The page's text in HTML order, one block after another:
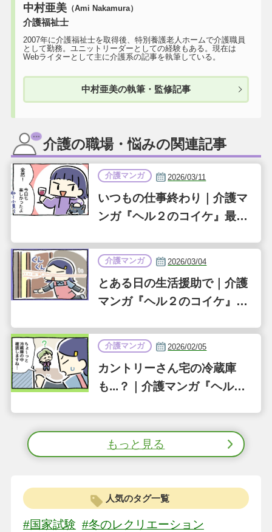
中村亜美（Ami Nakamura）
介護福祉士
2007年に介護福祉士を取得後、特別養護老人ホームで介護職員
として勤務。ユニットリーダーとしての経験もある。現在は
Webライターとして主に介護系の記事を執筆している。
中村亜美の執筆・監修記事
介護の職場・悩みの関連記事
介護マンガ 2026/03/11
いつもの仕事終わり｜介護マ
ンガ『ヘル２のコイケ』最終
介護マンガ 2026/03/04
とある日の生活援助で｜介護
マンガ『ヘル２のコイケ』第
介護マンガ 2026/02/05
カントリーさん宅の冷蔵庫
も...？｜介護マンガ『ヘル２
もっと見る
人気のタグ一覧
#国家試験 #冬のレクリエーション